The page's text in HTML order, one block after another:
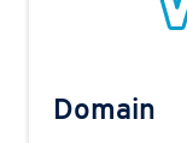
Domain